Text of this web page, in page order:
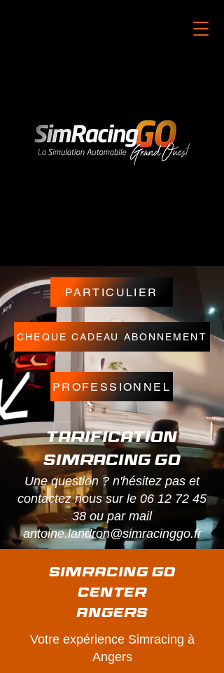
PARTICULIER
CHEQUE CADEAU ABONNEMENT
PROFESSIONNEL
Tarification
simracing go
Une question ? n'hésitez pas et
contactez nous sur le 06 12 72 45
38 ou par mail
antoine.landron@simracinggo.fr
SIMRACING GO
CENTER
ANGERS
Votre expérience Simracing à
Angers